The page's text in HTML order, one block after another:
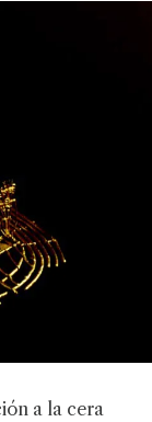
a la cera